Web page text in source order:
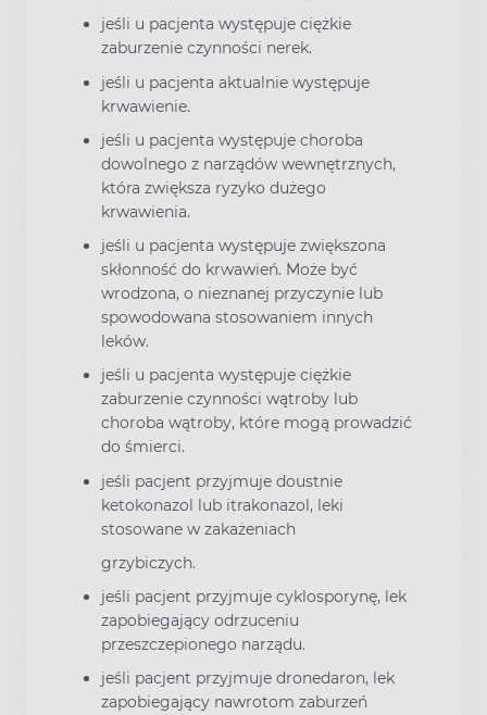
jeśli u pacjenta występuje ciężkie
zaburzenie czynności nerek.
jeśli u pacjenta aktualnie występuje
krwawienie.
jeśli u pacjenta występuje choroba
dowolnego z narządów wewnętrznych,
która zwiększa ryzyko dużego
krwawienia.
jeśli u pacjenta występuje zwiększona
skłonność do krwawień. Może być
wrodzona, o nieznanej przyczynie lub
spowodowana stosowaniem innych
leków.
jeśli u pacjenta występuje ciężkie
zaburzenie czynności wątroby lub
choroba wątroby, które mogą prowadzić
do śmierci.
jeśli pacjent przyjmuje doustnie
ketokonazol lub itrakonazol, leki
stosowane w zakażeniach
grzybiczych.
jeśli pacjent przyjmuje cyklosporynę, lek
zapobiegający odrzuceniu
przeszczepionego narządu.
jeśli pacjent przyjmuje dronedaron, lek
zapobiegający nawrotom zaburzeń